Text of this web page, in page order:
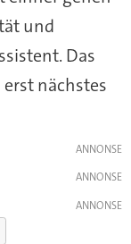
und
Das
nächstes